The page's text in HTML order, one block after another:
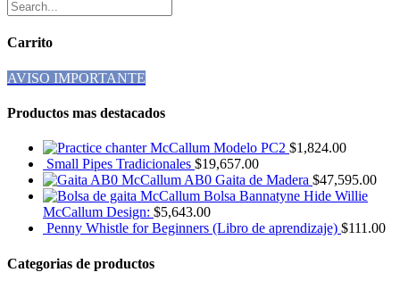
Carrito
AVISO IMPORTANTE
Productos mas destacados
Modelo PC2 $1,824.00
Small Pipes Tradicionales $19,657.00
McCallum AB0 Gaita de Madera $47,595.00
Bolsa Bannatyne Hide Willie
McCallum Design: $5,643.00
Penny Whistle for Beginners (Libro de aprendizaje) $111.00
Categorias de productos